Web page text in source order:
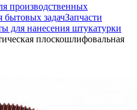
производственных
бытовых задачЗапчасти
для нанесения штукатурки
плоскошлифовальная